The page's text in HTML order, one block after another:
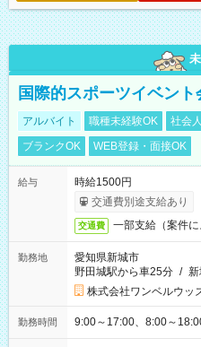
国際的スポーツイベン
アルバイト 職種未経験OK 社会
ブランクOK
WEB登録・面接OK
給与
時給1500円
交通費別途支給あり
交通費 一部支給（案件に
勤務地
愛知県新城市
野田城駅から車25分 /
株式会社ワンベルウッ
勤務時間 9:00～17:00、8:00～